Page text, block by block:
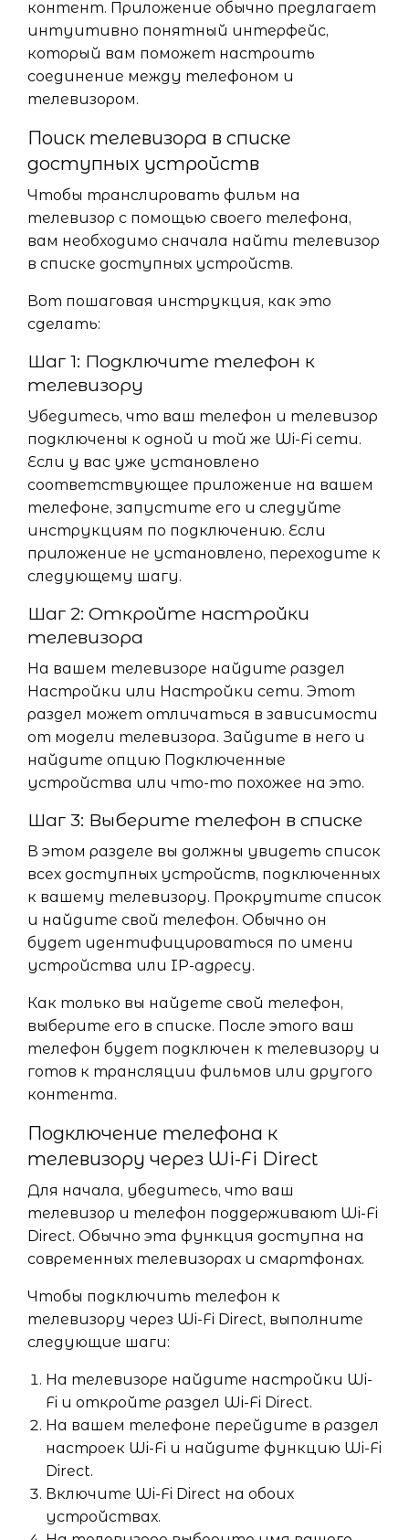
контент. Приложение обычно предлагает
интуитивно понятный интерфейс,
который вам поможет настроить
соединение между телефоном и
телевизором.
Поиск телевизора в списке
доступных устройств
Чтобы транслировать фильм на
телевизор с помощью своего телефона,
вам необходимо сначала найти телевизор
в списке доступных устройств.
Вот пошаговая инструкция, как это
сделать:
Шаг 1: Подключите телефон к
телевизору
Убедитесь, что ваш телефон и телевизор
подключены к одной и той же Wi-Fi сети.
Если у вас уже установлено
соответствующее приложение на вашем
телефоне, запустите его и следуйте
инструкциям по подключению. Если
приложение не установлено, переходите к
следующему шагу.
Шаг 2: Откройте настройки
телевизора
На вашем телевизоре найдите раздел
Настройки или Настройки сети. Этот
раздел может отличаться в зависимости
от модели телевизора. Зайдите в него и
найдите опцию Подключенные
устройства или что-то похожее на это.
Шаг 3: Выберите телефон в списке
В этом разделе вы должны увидеть список
всех доступных устройств, подключенных
к вашему телевизору. Прокрутите список
и найдите свой телефон. Обычно он
будет идентифицироваться по имени
устройства или IP-адресу.
Как только вы найдете свой телефон,
выберите его в списке. После этого ваш
телефон будет подключен к телевизору и
готов к трансляции фильмов или другого
контента.
Подключение телефона к
телевизору через Wi-Fi Direct
Для начала, убедитесь, что ваш
телевизор и телефон поддерживают Wi-Fi
Direct. Обычно эта функция доступна на
современных телевизорах и смартфонах.
Чтобы подключить телефон к
телевизору через Wi-Fi Direct, выполните
следующие шаги:
На телевизоре найдите настройки Wi-
Fi и откройте раздел Wi-Fi Direct.
На вашем телефоне перейдите в раздел
настроек Wi-Fi и найдите функцию Wi-Fi
Direct.
Включите Wi-Fi Direct на обоих
устройствах.